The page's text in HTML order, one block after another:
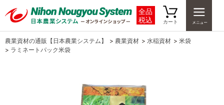
全品
税込
カート
農業資材の通販【日本農業システム】 > 農業資材 > 水稲資材 > 米袋
> ラミネートパック米袋